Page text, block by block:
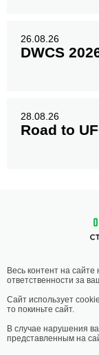
26.08.26
DWCS
28.08.26
Road to
Весь контент на
ответственности за
Сайт использует
то покиньте сайт.
В случае нарушения
представленным на